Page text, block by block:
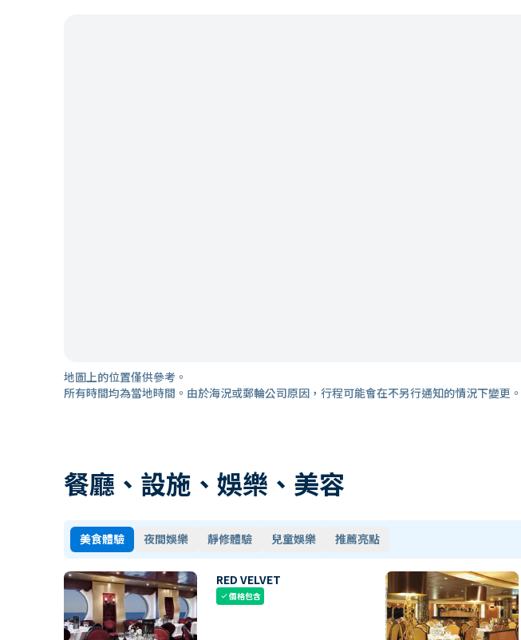
地圖上的位置僅供參考。
所有時間均為當地時間。由於海況或郵輪公司原因，行程可能會在不另行通知的情況下變更。
餐廳、設施、娛樂、美容
美食體驗 夜間娛樂 靜修體驗 兒童娛樂 推薦亮點
RED VELVET
check價格包含